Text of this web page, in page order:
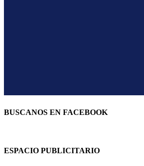
BUSCANOS EN FACEBOOK
ESPACIO PUBLICITARIO